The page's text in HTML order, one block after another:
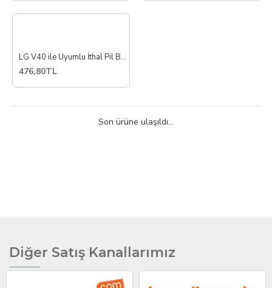
LG V40 ile Uyumlu İthal Pil Batarya BL-T37
476,80TL
Son ürüne ulaşıldı...
Diğer Satış Kanallarımız